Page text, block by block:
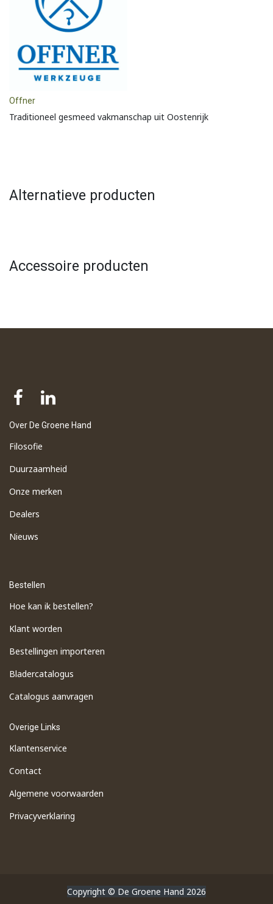
Offner
Traditioneel gesmeed vakmanschap uit Oostenrijk
Alternatieve producten
Accessoire producten
Over De Groene Hand
Filosofie
Duurzaamheid
Onze merken
Dealers
Nieuws
Bestellen
Hoe kan ik bestellen?
Klant worden
Bestellingen importeren
​Bladercatalogus
​Catalogus aanvragen
Overige Links
Klantenservice
Contact
Algemene voorwaarden
Privacyverklaring
Copyright © De Groene Hand 2026